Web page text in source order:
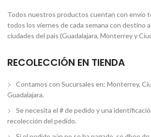
Todos nuestros productos cuentan con envío
todos los viernes de cada semana con destino
ciudades del país (Guadalajara, Monterrey y
RECOLECCIÓN EN TIENDA
Contamos con Sucursales en: Monterrey,
Guadalajara.
Se necesita el # de pedido y una
recolección del pedido.